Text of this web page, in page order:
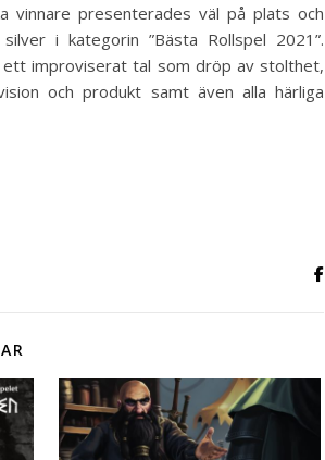
vinnare presenterades väl på plats och
i kategorin ”Bästa Rollspel 2021”.
improviserat tal som dröp av stolthet,
och produkt samt även alla härliga